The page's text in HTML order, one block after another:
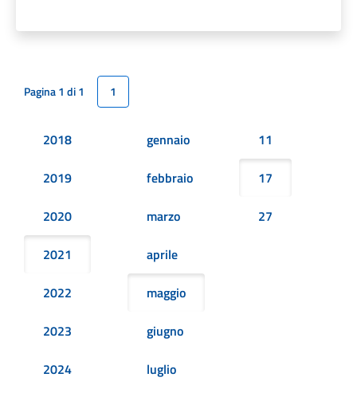
Pagina 1 di 1 1
2018
2019
2020
2021
2022
2023
2024
gennaio
febbraio
marzo
aprile
maggio
giugno
luglio
11
17
27